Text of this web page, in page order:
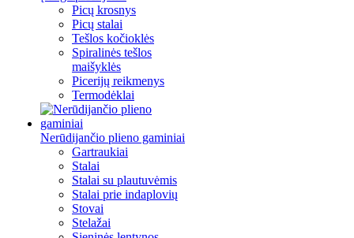
Picų krosnys
Picų stalai
Tešlos kočioklės
Spiralinės tešlos
maišyklės
Picerijų reikmenys
Termodėklai
Nerūdijančio plieno gaminiai
Gartraukiai
Stalai
Stalai su plautuvėmis
Stalai prie indaplovių
Stovai
Stelažai